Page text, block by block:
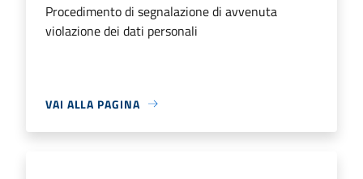
Procedimento di segnalazione di avvenuta
violazione dei dati personali
VAI ALLA PAGINA